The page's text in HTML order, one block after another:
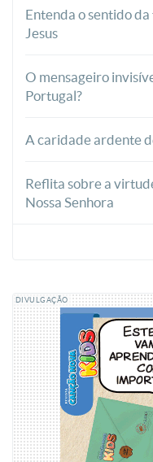
Entenda o sentido
Jesus
O mensageiro
Portugal?
A caridade ardente
Reflita sobre a
Nossa Senhora
DIVULGAÇÃO